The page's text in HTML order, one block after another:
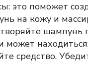
это поможет
на кожу и
шампунь
может
средство.